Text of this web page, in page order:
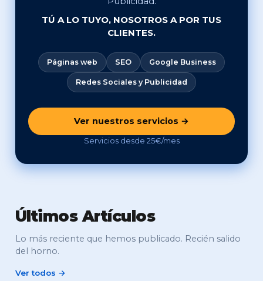
TÚ A LO TUYO, NOSOTROS A POR TUS
CLIENTES.
Páginas web SEO Google Business
Redes Sociales y Publicidad
Ver nuestros servicios →
Servicios desde 25€/mes
Últimos Artículos
Lo más reciente que hemos publicado. Recién salido
del horno.
Ver todos →